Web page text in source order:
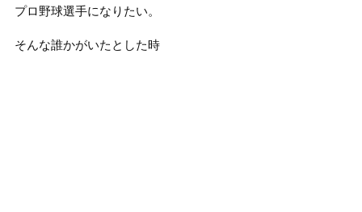
プロ野球選手になりたい。
そんな誰かがいたとした時